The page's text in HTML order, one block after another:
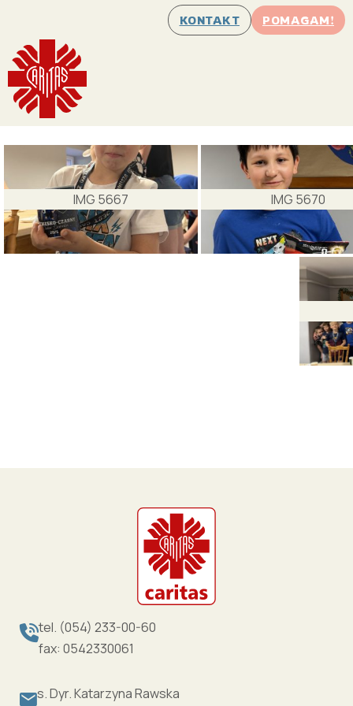
KONTAKT POMAGAM!
IMG 5667 IMG 5670
tel. (054) 233-00-60
fax: 0542330061
s. Dyr. Katarzyna Rawska